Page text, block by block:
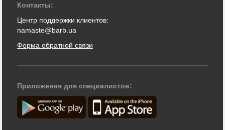
Контакты:
Центр поддержки клиентов:
namaste@barb.ua
Форма обратной связи
Приложения для специалистов: